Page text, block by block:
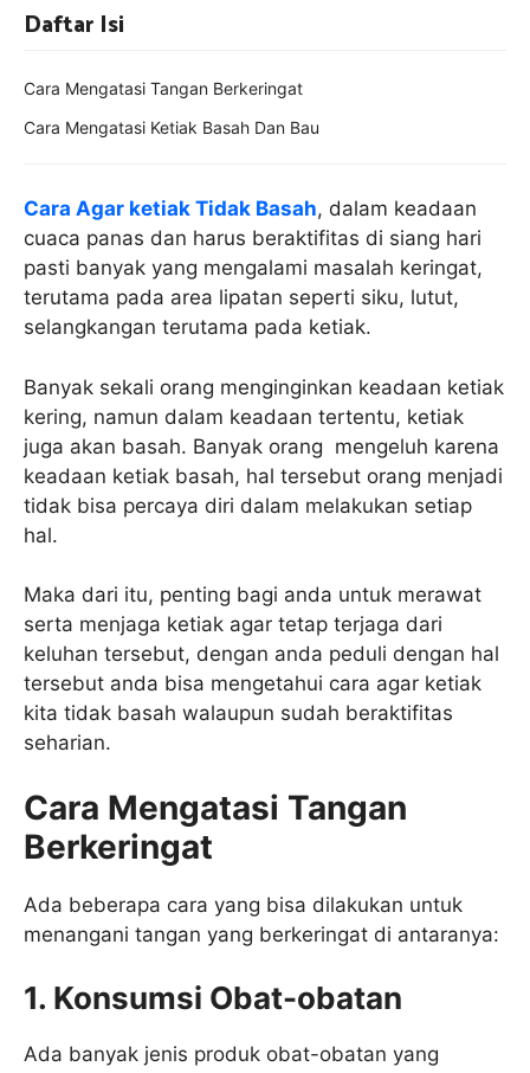
Cara Agar ketiak Tidak Basah, dalam keadaan
cuaca panas dan harus beraktifitas di siang hari
pasti banyak yang mengalami masalah keringat,
terutama pada area lipatan seperti siku, lutut,
selangkangan terutama pada ketiak.
Banyak sekali orang menginginkan keadaan ketiak
kering, namun dalam keadaan tertentu, ketiak
juga akan basah. Banyak orang mengeluh karena
keadaan ketiak basah, hal tersebut orang menjadi
tidak bisa percaya diri dalam melakukan setiap
hal.
Maka dari itu, penting bagi anda untuk merawat
serta menjaga ketiak agar tetap terjaga dari
keluhan tersebut, dengan anda peduli dengan hal
tersebut anda bisa mengetahui cara agar ketiak
kita tidak basah walaupun sudah beraktifitas
seharian.
Cara Mengatasi Tangan
Berkeringat
Ada beberapa cara yang bisa dilakukan untuk
menangani tangan yang berkeringat di antaranya:
1. Konsumsi Obat-obatan
Ada banyak jenis produk obat-obatan yang
Daftar Isi
Cara Mengatasi Tangan Berkeringat
Cara Mengatasi Ketiak Basah Dan Bau